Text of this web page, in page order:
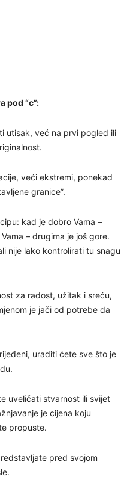
pod “c”:
utisak, već na prvi pogled ili
veći ekstremi, ponekad
granice”.
kad je dobro Vama –
– drugima je još gore.
nije lako kontrolirati tu snagu
za radost, užitak i sreću,
je jači od potrebe da
uraditi ćete sve što je
uveličati stvarnost ili svijet
je cijena koju
propuste.
pred svojom